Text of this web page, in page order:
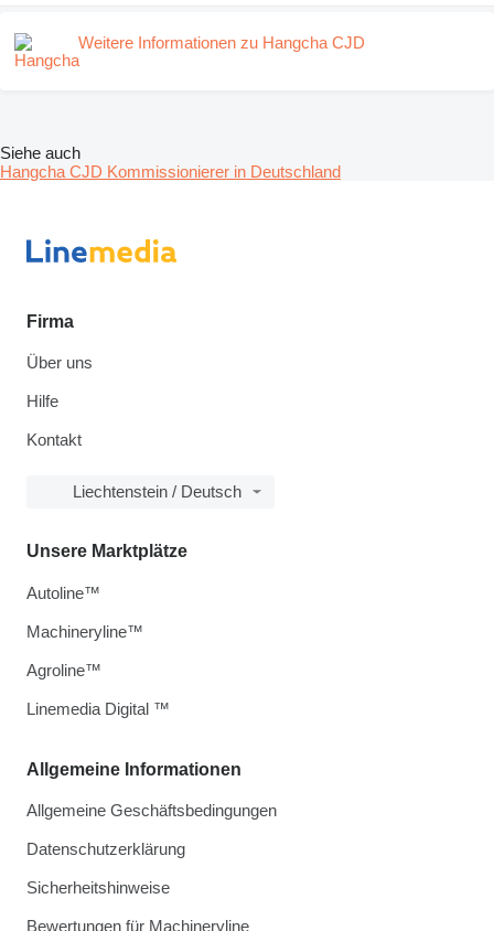
Weitere Informationen zu Hangcha CJD
Siehe auch
Hangcha CJD Kommissionierer in Deutschland
Firma
Über uns
Hilfe
Kontakt
Liechtenstein / Deutsch
Allgemeine Informationen
Allgemeine Geschäftsbedingungen
Datenschutzerklärung
Sicherheitshinweise
Bewertungen für Machineryline
Unsere Marktplätze
Autoline™
Machineryline™
Agroline™
Linemedia Digital ™